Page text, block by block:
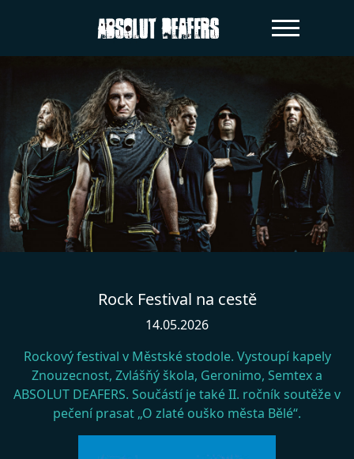
Rock Festival na cestě
14.05.2026
Rockový festival v Městské stodole. Vystoupí kapely
Znouzecnost, Zvlášňý škola, Geronimo, Semtex a
ABSOLUT DEAFERS. Součástí je také II. ročník soutěže v
pečení prasat „O zlaté ouško města Bělé“.